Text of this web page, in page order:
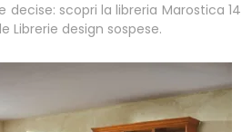
decise: scopri la libreria Marostica 14
Librerie design sospese.